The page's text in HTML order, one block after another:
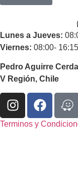
Lunes a Jueves:
Viernes: 08:00- 16:15
Pedro Aguirre
V Región, Chile
Terminos y